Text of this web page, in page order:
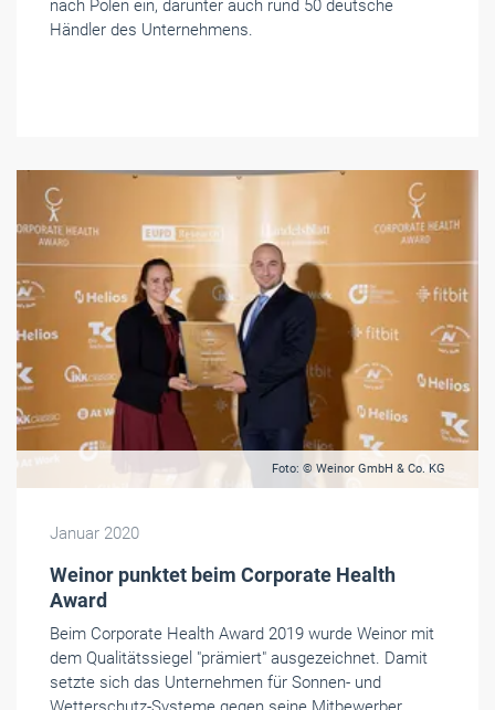
nach Polen ein, darunter auch rund 50 deutsche
Händler des Unternehmens.
Foto: © Weinor GmbH & Co. KG
Januar 2020
Weinor punktet beim Corporate Health
Award
Beim Corporate Health Award 2019 wurde Weinor mit
dem Qualitätssiegel "prämiert" ausgezeichnet. Damit
setzte sich das Unternehmen für Sonnen- und